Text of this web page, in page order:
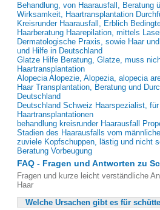
Behandlung, von Haarausfall, Beratung
Wirksamkeit, Haartransplantation
Kreisrunder Haarausfall, Erblich
Haarberatung Haarepilation, mittels
Dermatologische Praxis, sowie Haar
und Hilfe in Deutschland
Glatze Hilfe Beratung, Glatze, muss
Haartransplantation
Alopecia Alopezie, Alopezia, alopecia
Haar Transplantation, Beratung und
Deutschland
Deutschland Schweiz Haarspezialist,
Haartransplantationen
behandlung kreisrunder Haarausfall
Stadien des Haarausfalls vom
zuviele Kopfschuppen, lästig und nicht
Beratung Vorbeugung
FAQ - Fragen und Antworten zu
Fragen und kurze leicht verständliche
Haar
Welche Ursachen gibt es für